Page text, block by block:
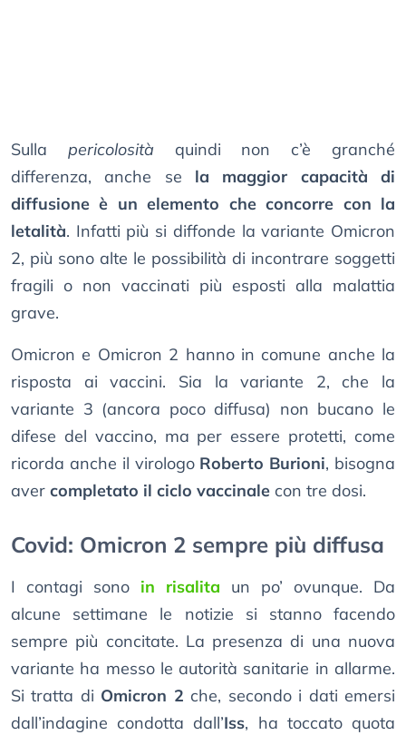
Sulla pericolosità quindi non c’è granché
differenza, anche se la maggior capacità di
diffusione è un elemento che concorre con la
letalità. Infatti più si diffonde la variante Omicron
2, più sono alte le possibilità di incontrare soggetti
fragili o non vaccinati più esposti alla malattia
grave.
Omicron e Omicron 2 hanno in comune anche la
risposta ai vaccini. Sia la variante 2, che la
variante 3 (ancora poco diffusa) non bucano le
difese del vaccino, ma per essere protetti, come
ricorda anche il virologo Roberto Burioni, bisogna
aver completato il ciclo vaccinale con tre dosi.
Covid: Omicron 2 sempre più diffusa
I contagi sono in risalita un po’ ovunque. Da
alcune settimane le notizie si stanno facendo
sempre più concitate. La presenza di una nuova
variante ha messo le autorità sanitarie in allarme.
Si tratta di Omicron 2 che, secondo i dati emersi
dall’indagine condotta dall’Iss, ha toccato quota